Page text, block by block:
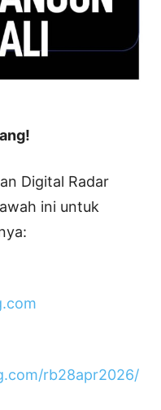
Digital Radar
ini untuk
rb28apr2026/